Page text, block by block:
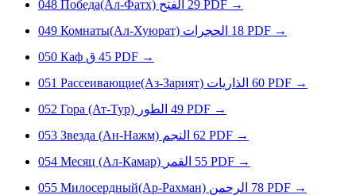
048 Победа(Ал-Фатх) الفتح 29 PDF →
049 Комнаты(Ал-Хуюрат) الحجرات 18 PDF →
050 Кaф ق 45 PDF →
051 Рассеивающие(Аз-Зарият) الذاريات 60 PDF →
052 Гора (Ат-Тур) الطور 49 PDF →
053 Звезда (Ан-Нажм) النجم 62 PDF →
054 Месяц (Ал-Камар) القمر 55 PDF →
055 Милосердный(Ар-Рахман) الرحمن 78 PDF →